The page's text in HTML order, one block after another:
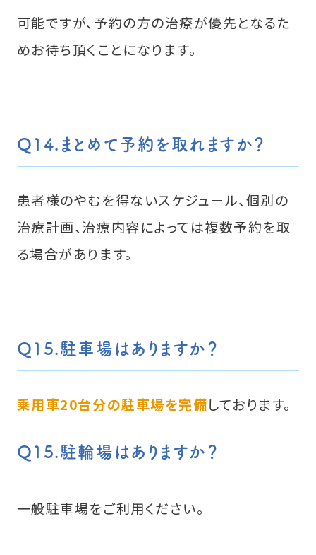
可能ですが、予約の方の治療が優先となるた
めお待ち頂くことになります。
Q14.まとめて予約を取れますか？
患者様のやむを得ないスケジュール、個別の
治療計画、治療内容によっては複数予約を取
る場合があります。
Q15.駐車場はありますか？
乗用車20台分の駐車場を完備しております。
Q15.駐輪場はありますか？
一般駐車場をご利用ください。